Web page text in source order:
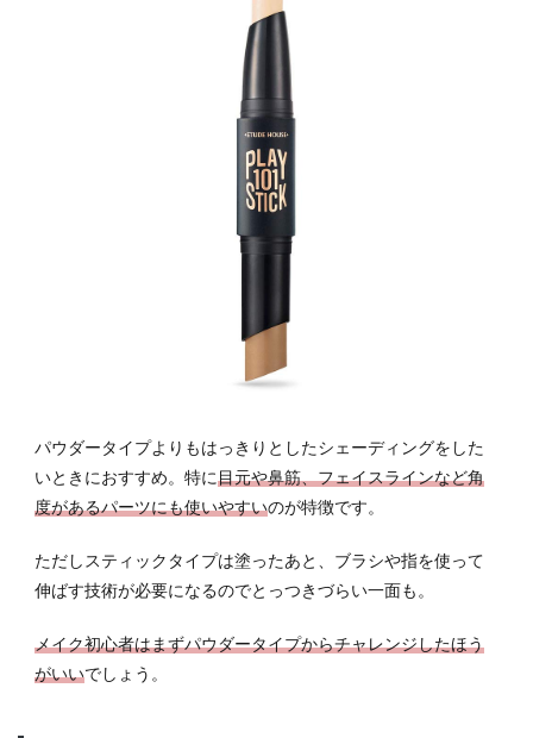
パウダータイプよりもはっきりとしたシェーディングをした
いときにおすすめ。特に目元や鼻筋、フェイスラインなど角
度があるパーツにも使いやすいのが特徴です。
ただしスティックタイプは塗ったあと、ブラシや指を使って
伸ばす技術が必要になるのでとっつきづらい一面も。
メイク初心者はまずパウダータイプからチャレンジしたほう
がいいでしょう。